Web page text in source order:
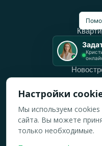
ПН-ПТ:
Настройки
Мы используем cookies
сайта. Вы можете
только необходимые.